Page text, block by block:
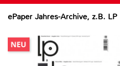
ePaper Jahres-Archive, z.B. LP